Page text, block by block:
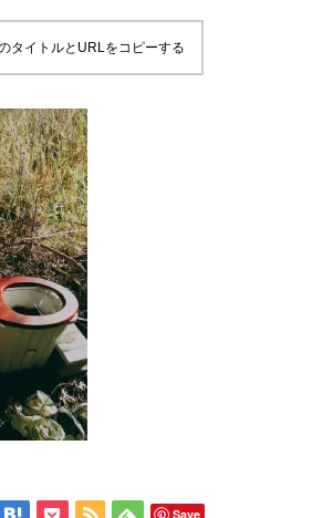
タイトルとURLをコピーする
Save